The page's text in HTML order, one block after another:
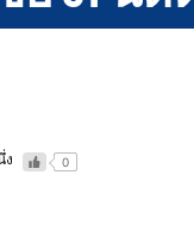
ง 0